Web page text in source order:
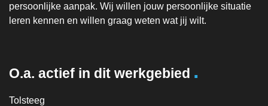
persoonlijke aanpak. Wij willen jouw persoonlijke situatie
leren kennen en willen graag weten wat jij wilt.
O.a. actief in dit werkgebied .
Tolsteeg